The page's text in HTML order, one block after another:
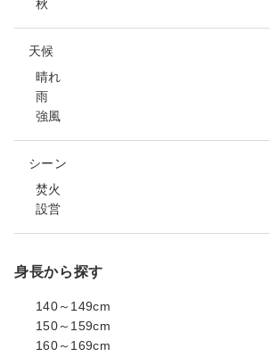
秋
天候
晴れ
雨
強風
シーン
焚火
設営
身長から探す
140～149cm
150～159cm
160～169cm